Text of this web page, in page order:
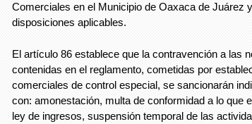
Comerciales en el Municipio de Oaxaca de Juárez
disposiciones aplicables.
El artículo 86 establece que la contravención a las
contenidas en el reglamento, cometidas por
comerciales de control especial, se sancionarán
con: amonestación, multa de conformidad a lo que
ley de ingresos, suspensión temporal de las